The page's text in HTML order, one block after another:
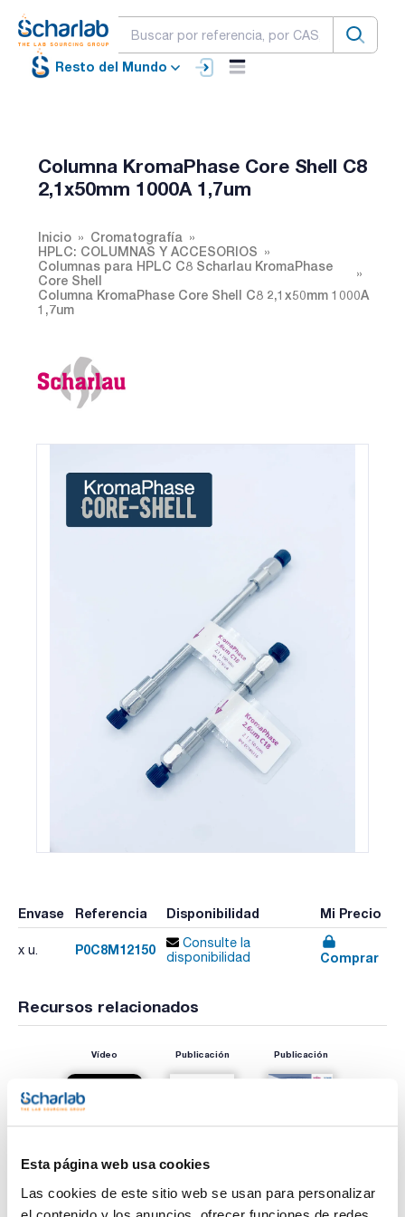
Esta página web usa cookies
Las cookies de este sitio web se usan para personalizar
Resto del Mundo
Columna KromaPhase Core Shell C8
2,1x50mm 1000A 1,7um
Inicio
Cromatografía
HPLC: COLUMNAS Y ACCESORIOS
Columnas para HPLC C8 Scharlau KromaPhase
Core Shell
Columna KromaPhase Core Shell C8 2,1x50mm 1000A
1,7um
Envase Referencia Disponibilidad Mi Precio
x u. P0C8M12150
Consulte la
disponibilidad
Comprar
Recursos relacionados
Vídeo Publicación Publicación